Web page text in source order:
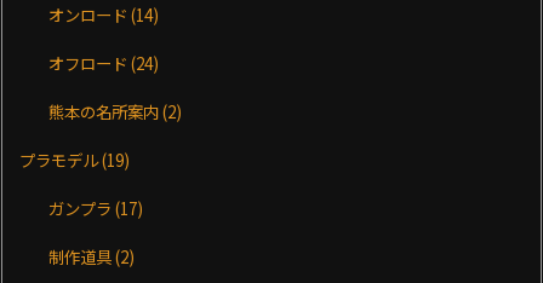
オンロード(14)
オフロード(24)
熊本の名所案内(2)
プラモデル(19)
ガンプラ(17)
制作道具(2)